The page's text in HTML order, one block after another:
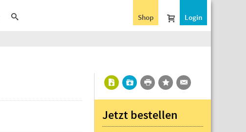
Login
Shop
Jetzt bestellen